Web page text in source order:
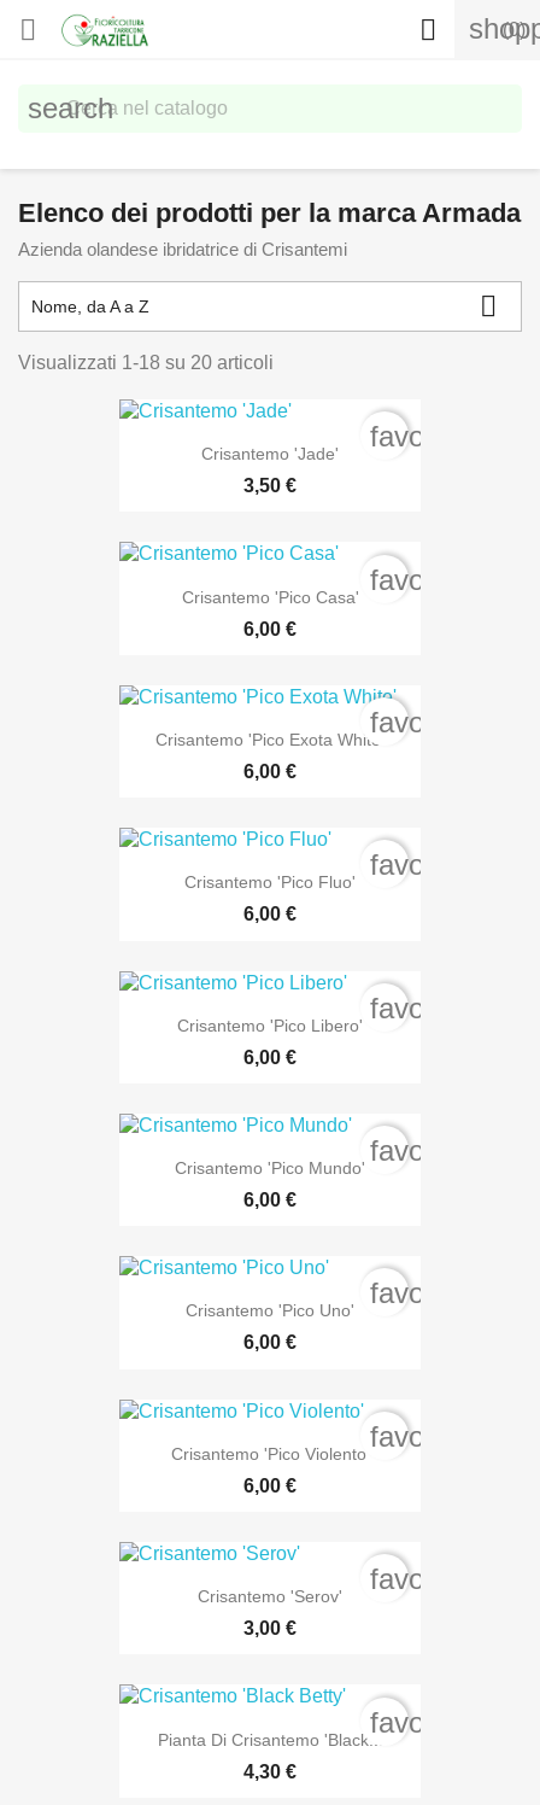
 (0)

search
Elenco dei prodotti per la marca Armada
Azienda olandese ibridatrice di Crisantemi
Nome, da A a Z 
Visualizzati 1-18 su 20 articoli
Crisantemo 'Jade'
3,50 €
Crisantemo 'Pico Casa'
6,00 €
Crisantemo 'Pico Exota White'
6,00 €
Crisantemo 'Pico Fluo'
6,00 €
Crisantemo 'Pico Libero'
6,00 €
Crisantemo 'Pico Mundo'
6,00 €
Crisantemo 'Pico Uno'
6,00 €
Crisantemo 'Pico Violento'
6,00 €
Crisantemo 'Serov'
3,00 €
Pianta Di Crisantemo 'Black...
4,30 €